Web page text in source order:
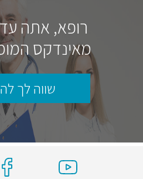
רופא, אתה
מאינדקס
שווה לך